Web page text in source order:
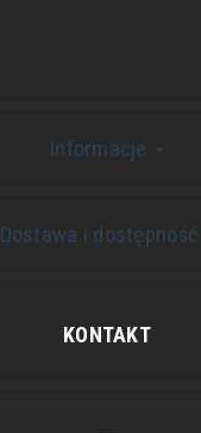
Informacje
Dostawa i dostępność
KONTAKT